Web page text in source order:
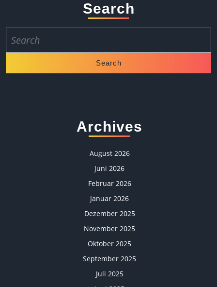
Search
for:
Archives
August 2026
Juni 2026
Februar 2026
Januar 2026
Dezember 2025
November 2025
Oktober 2025
September 2025
Juli 2025